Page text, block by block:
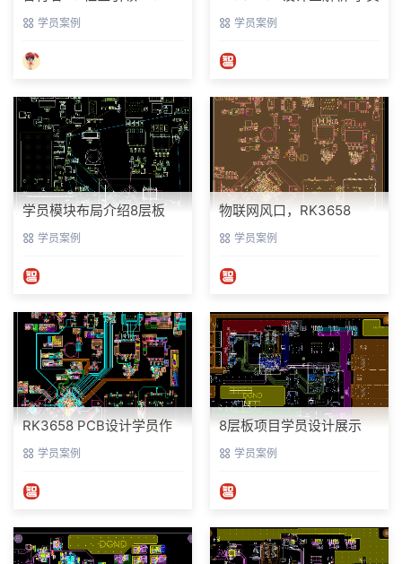
设计新征程
学员案例
设计案例
学员案例
学员模块布局介绍8层板
学员案例
物联网风口，RK3658
PCB设计打造连接万物的
示8层板
学员案例
RK3658 PCB设计学员作
品介绍
学员案例
8层板项目学员设计展示
学员案例